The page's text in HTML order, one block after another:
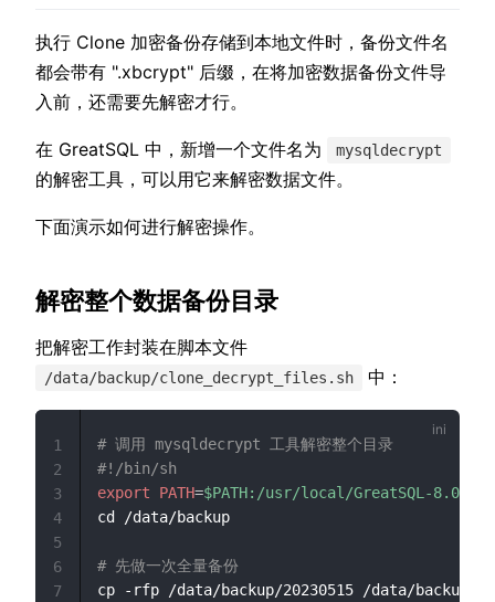
执行 Clone 加密备份存储到本地文件时，备份文件名
都会带有 ".xbcrypt" 后缀，在将加密数据备份文件导
入前，还需要先解密才行。
在 GreatSQL 中，新增一个文件名为 mysqldecrypt
的解密工具，可以用它来解密数据文件。
下面演示如何进行解密操作。
解密整个数据备份目录
把解密工作封装在脚本文件
/data/backup/clone_decrypt_files.sh 中：
# 调用 mysqldecrypt 工具解密整个目录
#!/bin/sh
export PATH=$PATH:/usr/local/GreatSQL-
cd /data/backup
# 先做一次全量备份
cp -rfp /data/backup/20230515 /data/backup/
1
2
3
4
5
6
7